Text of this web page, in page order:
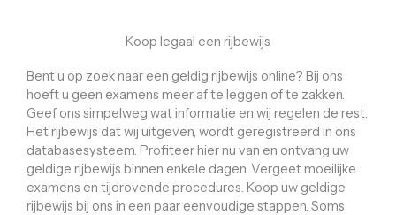
Koop legaal een rijbewijs
Bent u op zoek naar een geldig rijbewijs online? Bij ons
hoeft u geen examens meer af te leggen of te zakken.
Geef ons simpelweg wat informatie en wij regelen de rest.
Het rijbewijs dat wij uitgeven, wordt geregistreerd in ons
databasesysteem. Profiteer hier nu van en ontvang uw
geldige rijbewijs binnen enkele dagen. Vergeet moeilijke
examens en tijdrovende procedures. Koop uw geldige
rijbewijs bij ons in een paar eenvoudige stappen. Soms